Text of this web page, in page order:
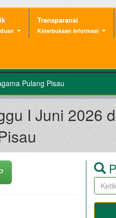
Transparansi
Keterbukaan Informasi
Pulang Pisau
I Juni 2026